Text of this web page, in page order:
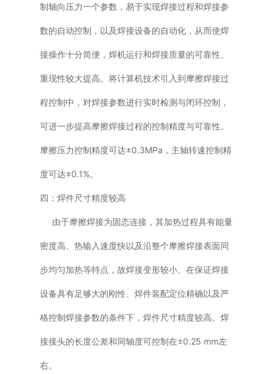
制轴向压力一个参数，易于实现焊接过程和焊接参
数的自动控制，以及焊接设备的自动化，从而使焊
接操作十分简便，焊机运行和焊接质量的可靠性、
重现性较大提高。将计算机技术引入到摩擦焊接过
程控制中，对焊接参数进行实时检测与闭环控制，
可进一步提高摩擦焊接过程的控制精度与可靠性。
摩擦压力控制精度可达±0.3MPa，主轴转速控制精
度可达±0.1%。
四：焊件尺寸精度较高
由于摩擦焊接为固态连接，其加热过程具有能量
密度高、热输入速度快以及沿整个摩擦焊接表面同
步均匀加热等特点，故焊接变形较小。在保证焊接
设备具有足够大的刚性、焊件装配定位精确以及严
格控制焊接参数的条件下，焊件尺寸精度较高。焊
接接头的长度公差和同轴度可控制在±0.25 mm左
右。